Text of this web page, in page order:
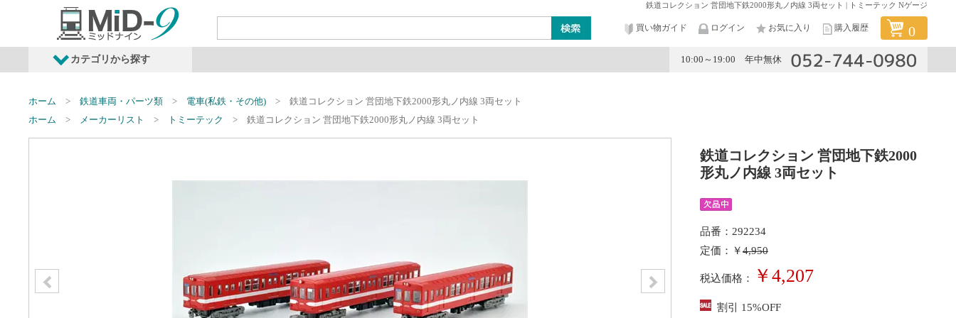
鉄道コレクション 営団地下鉄2000形丸ノ内線 3両セット | トミーテック Nゲージ
買い物ガイド ログイン お気に入り 購入履歴 0
カテゴリから探す 10:00～19:00 年中無休
発売予定商品 鉄道車両・オプション レイアウト・ジオラマ類 工具・塗料・その他
ホーム 鉄道車両・パーツ類 電車(私鉄・その他)
鉄道コレクション 営団地下鉄2000形丸ノ内線 3両セット
ホーム
メーカーリスト トミーテック 鉄道コレクション 営団地下鉄2000形丸ノ内線 3両セット
鉄道コレクション 営団地下鉄2000
形丸ノ内線 3両セット
品番：292234
定価：￥4,950
税込価格： ￥4,207
割引 15%OFF